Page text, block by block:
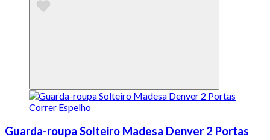
Guarda-roupa Solteiro Madesa Denver 2 Portas